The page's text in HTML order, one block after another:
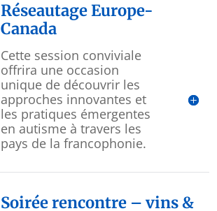
Réseautage Europe-
Canada
Cette session conviviale
offrira une occasion
unique de découvrir les
approches innovantes et
les pratiques émergentes
en autisme à travers les
pays de la francophonie.
Soirée rencontre – vins &